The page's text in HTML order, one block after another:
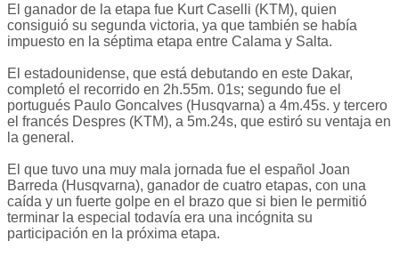
El ganador de la etapa fue Kurt Caselli (KTM), quien
consiguió su segunda victoria, ya que también se había
impuesto en la séptima etapa entre Calama y Salta.
El estadounidense, que está debutando en este Dakar,
completó el recorrido en 2h.55m. 01s; segundo fue el
portugués Paulo Goncalves (Husqvarna) a 4m.45s. y tercero
el francés Despres (KTM), a 5m.24s, que estiró su ventaja en
la general.
El que tuvo una muy mala jornada fue el español Joan
Barreda (Husqvarna), ganador de cuatro etapas, con una
caída y un fuerte golpe en el brazo que si bien le permitió
terminar la especial todavía era una incógnita su
participación en la próxima etapa.